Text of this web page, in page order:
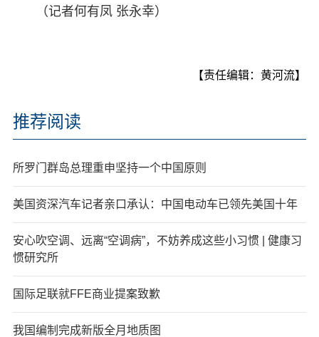
（记者何有凤 张永幸）
【责任编辑：黄河流】
推荐阅读
所罗门群岛总理重申坚持一个中国原则
美国资深汽车记者亲口承认：中国电动车已领先美国十年
安心吹空调、远离“空调病”，不妨养成这些小习惯 | 健康习
惯研究所
国际足联就FFE商业提案致歉
我国编制完成新版全月地质图